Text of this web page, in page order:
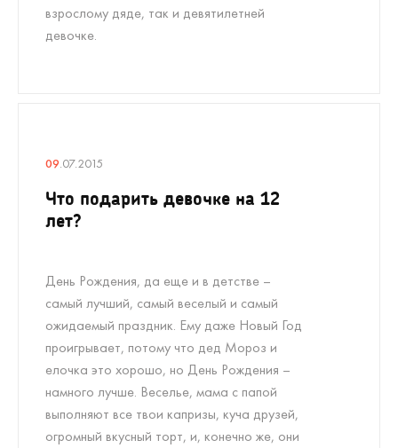
взрослому дяде, так и девятилетней
девочке.
09.07.2015
Что подарить девочке на 12
лет?
День Рождения, да еще и в детстве –
самый лучший, самый веселый и самый
ожидаемый праздник. Ему даже Новый Год
проигрывает, потому что дед Мороз и
елочка это хорошо, но День Рождения –
намного лучше. Веселье, мама с папой
выполняют все твои капризы, куча друзей,
огромный вкусный торт, и, конечно же, они